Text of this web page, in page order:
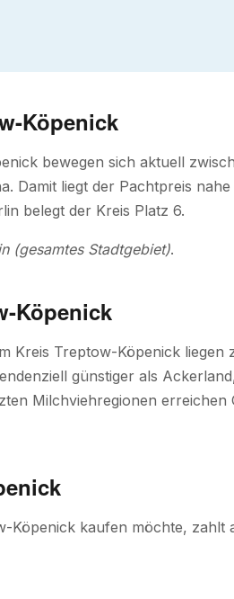
Köpenick
bewegen sich aktuell
Damit liegt der Pachtpreis
belegt der Kreis Platz 6.
(gesamtes Stadtgebiet).
Köpenick
Kreis Treptow-Köpenick liegen
günstiger als
Milchviehregionen erreichen
Köpenick kaufen möchte, zahlt